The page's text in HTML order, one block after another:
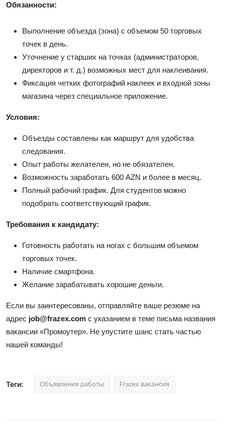
Обязанности:
Выполнение объезда (зона) с объемом 50 торговых
точек в день.
Уточнение у старших на точках (администраторов,
директоров и т. д.) возможных мест для наклеивания.
Фиксация четких фотографий наклеек и входной зоны
магазина через специальное приложение.
Условия:
Объезды составлены как маршрут для удобства
следования.
Опыт работы желателен, но не обязателен.
Возможность заработать 600 AZN и более в месяц.
Полный рабочий график. Для студентов можно
подобрать соответствующий график.
Требования к кандидату:
Готовность работать на ногах с большим объемом
торговых точек.
Наличие смартфона.
Желание зарабатывать хорошие деньги.
Если вы заинтересованы, отправляйте ваше резюме на
адрес job@frazex.com с указанием в теме письма названия
вакансии «Промоутер». Не упустите шанс стать частью
нашей команды!
Теги: Объявления работы Frazex вакансия